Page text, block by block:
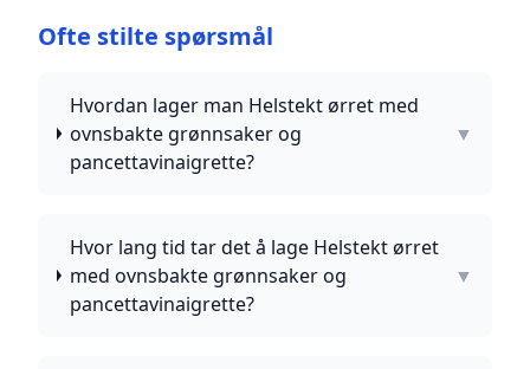
Ofte stilte spørsmål
Hvordan lager man Helstekt ørret med
ovnsbakte grønnsaker og
pancettavinaigrette?
▼
Hvor lang tid tar det å lage Helstekt ørret
med ovnsbakte grønnsaker og
pancettavinaigrette?
▼